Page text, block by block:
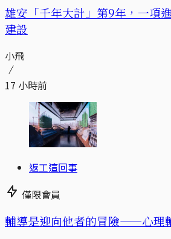
雄安「千年大計」第9年，一項
建設
小飛
17 小時前
返工這回事
僅限會員
輔導是迎向他者的冒險——心理